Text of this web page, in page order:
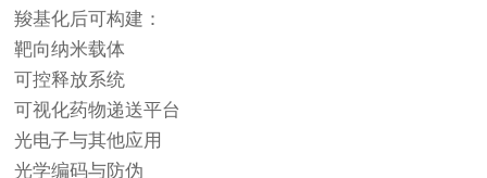
羧基化后可构建：
靶向纳米载体
可控释放系统
可视化药物递送平台
光电子与其他应用
光学编码与防伪